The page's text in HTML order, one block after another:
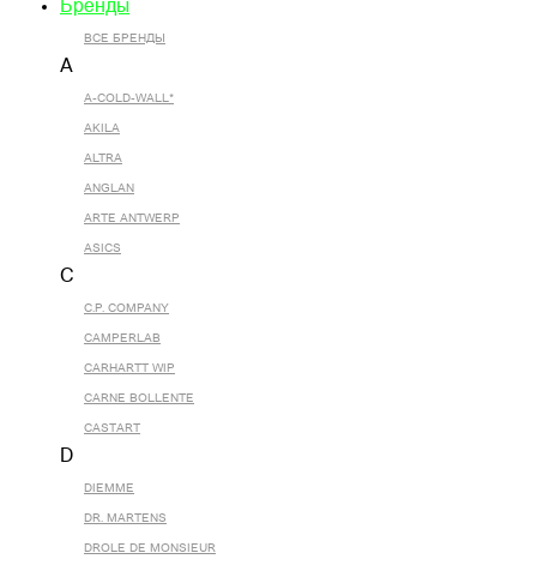
Бренды
ВСЕ БРЕНДЫ
A
A-COLD-WALL*
AKILA
ALTRA
ANGLAN
ARTE ANTWERP
ASICS
C
C.P. COMPANY
CAMPERLAB
CARHARTT WIP
CARNE BOLLENTE
CASTART
D
DIEMME
DR. MARTENS
DROLE DE MONSIEUR